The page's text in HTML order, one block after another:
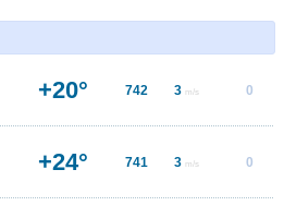
+20° 742 3 m/s 0
+24° 741 3 m/s 0